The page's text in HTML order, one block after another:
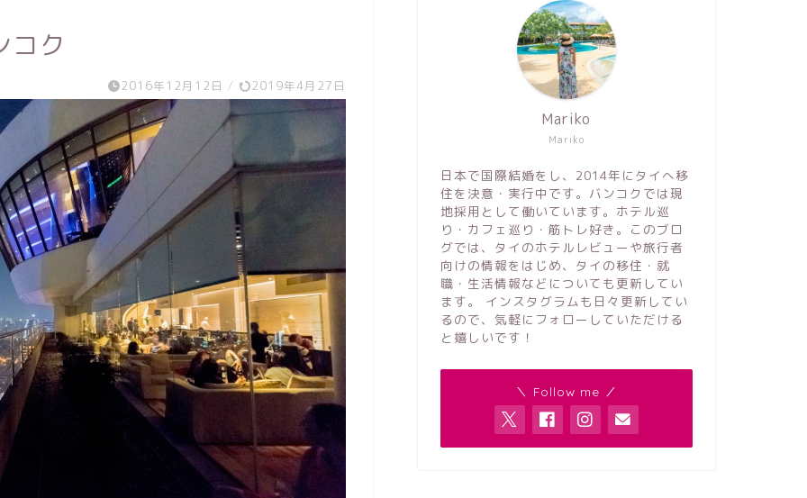
コク
2016年12月12日 / 2019年4月27日
Mariko
Mariko
日本で国際結婚をし、2014年にタイへ移
住を決意・実行中です。バンコクでは現
地採用として働いています。ホテル巡
り・カフェ巡り・筋トレ好き。このブロ
グでは、タイのホテルレビューや旅行者
向けの情報をはじめ、タイの移住・就
職・生活情報などについても更新してい
ます。 インスタグラムも日々更新してい
るので、気軽にフォローしていただける
と嬉しいです！
＼ Follow me ／